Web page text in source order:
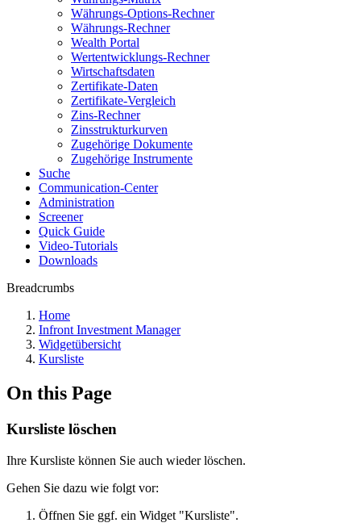
Währungs-Options-Rechner
Währungs-Rechner
Wealth Portal
Wertentwicklungs-Rechner
Wirtschaftsdaten
Zertifikate-Daten
Zertifikate-Vergleich
Zins-Rechner
Zinsstrukturkurven
Zugehörige Dokumente
Zugehörige Instrumente
Suche
Communication-Center
Administration
Screener
Quick Guide
Video-Tutorials
Downloads
Breadcrumbs
Home
Infront Investment Manager
Widgetübersicht
Kursliste
On this Page
Kursliste löschen
Ihre Kursliste können Sie auch wieder löschen.
Gehen Sie dazu wie folgt vor:
Öffnen Sie ggf. ein Widget "Kursliste".